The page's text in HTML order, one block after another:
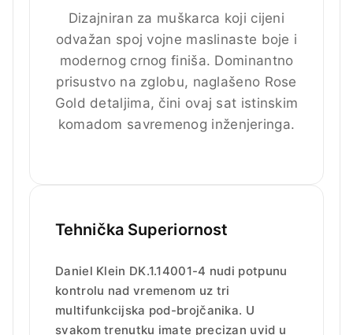
Dizajniran za muškarca koji cijeni
odvažan spoj vojne maslinaste boje i
modernog crnog finiša. Dominantno
prisustvo na zglobu, naglašeno Rose
Gold detaljima, čini ovaj sat istinskim
komadom savremenog inženjeringa.
Tehnička Superiornost
Daniel Klein DK.1.14001-4 nudi potpunu
kontrolu nad vremenom uz tri
multifunkcijska pod-brojčanika. U
svakom trenutku imate precizan uvid u